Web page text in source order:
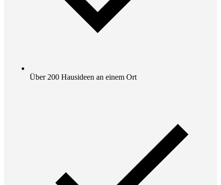
Über 200 Hausideen an einem Ort